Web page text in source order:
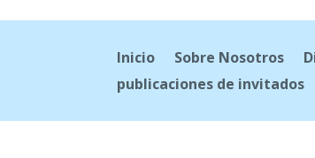
Inicio Sobre Nosotros
publicaciones de invitados